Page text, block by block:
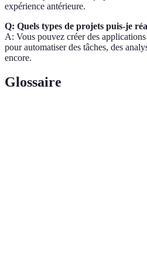
expérience antérieure.
Q: Quels types de projets puis-je
A: Vous pouvez créer des
pour automatiser des tâches, des
encore.
Glossaire